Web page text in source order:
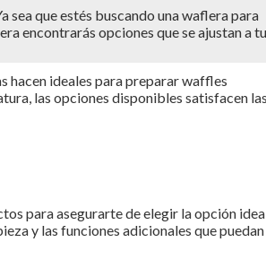
que estés buscando una waflera para
encontrarás opciones que se ajustan a
hacen ideales para preparar waffles
las opciones disponibles satisfacen
para asegurarte de elegir la opción
y las funciones adicionales que puedan